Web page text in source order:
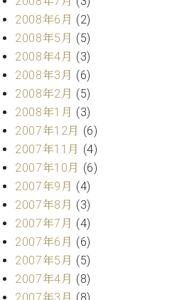
2008年6月 (2)
2008年5月 (5)
2008年4月 (3)
2008年3月 (6)
2008年2月 (5)
2008年1月 (3)
2007年12月 (6)
2007年11月 (4)
2007年10月 (6)
2007年9月 (4)
2007年8月 (3)
2007年7月 (4)
2007年6月 (6)
2007年5月 (5)
2007年4月 (8)